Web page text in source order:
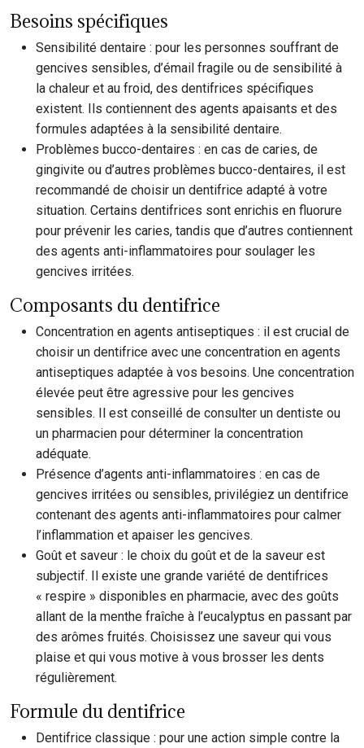
Besoins spécifiques
Sensibilité dentaire : pour les personnes souffrant de
gencives sensibles, d’émail fragile ou de sensibilité à
la chaleur et au froid, des dentifrices spécifiques
existent. Ils contiennent des agents apaisants et des
formules adaptées à la sensibilité dentaire.
Problèmes bucco-dentaires : en cas de caries, de
gingivite ou d’autres problèmes bucco-dentaires, il est
recommandé de choisir un dentifrice adapté à votre
situation. Certains dentifrices sont enrichis en fluorure
pour prévenir les caries, tandis que d’autres contiennent
des agents anti-inflammatoires pour soulager les
gencives irritées.
Composants du dentifrice
Concentration en agents antiseptiques : il est crucial de
choisir un dentifrice avec une concentration en agents
antiseptiques adaptée à vos besoins. Une concentration
élevée peut être agressive pour les gencives
sensibles. Il est conseillé de consulter un dentiste ou
un pharmacien pour déterminer la concentration
adéquate.
Présence d’agents anti-inflammatoires : en cas de
gencives irritées ou sensibles, privilégiez un dentifrice
contenant des agents anti-inflammatoires pour calmer
l’inflammation et apaiser les gencives.
Goût et saveur : le choix du goût et de la saveur est
subjectif. Il existe une grande variété de dentifrices
« respire » disponibles en pharmacie, avec des goûts
allant de la menthe fraîche à l’eucalyptus en passant par
des arômes fruités. Choisissez une saveur qui vous
plaise et qui vous motive à vous brosser les dents
régulièrement.
Formule du dentifrice
Dentifrice classique : pour une action simple contre la